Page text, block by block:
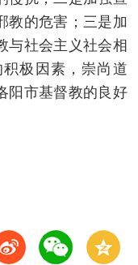
教的危害；三是加
与社会主义社会相
极因素，崇尚道
阳市基督教的良好